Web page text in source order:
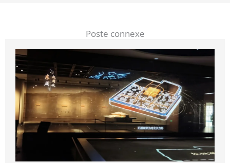
Poste connexe